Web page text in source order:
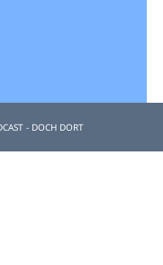
- DOCH DORT